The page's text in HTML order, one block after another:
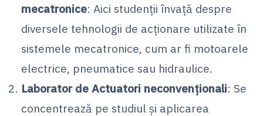
mecatronice: Aici studenții învață despre
diversele tehnologii de acționare utilizate în
sistemele mecatronice, cum ar fi motoarele
electrice, pneumatice sau hidraulice.
Laborator de Actuatori neconvenționali: Se
concentrează pe studiul și aplicarea